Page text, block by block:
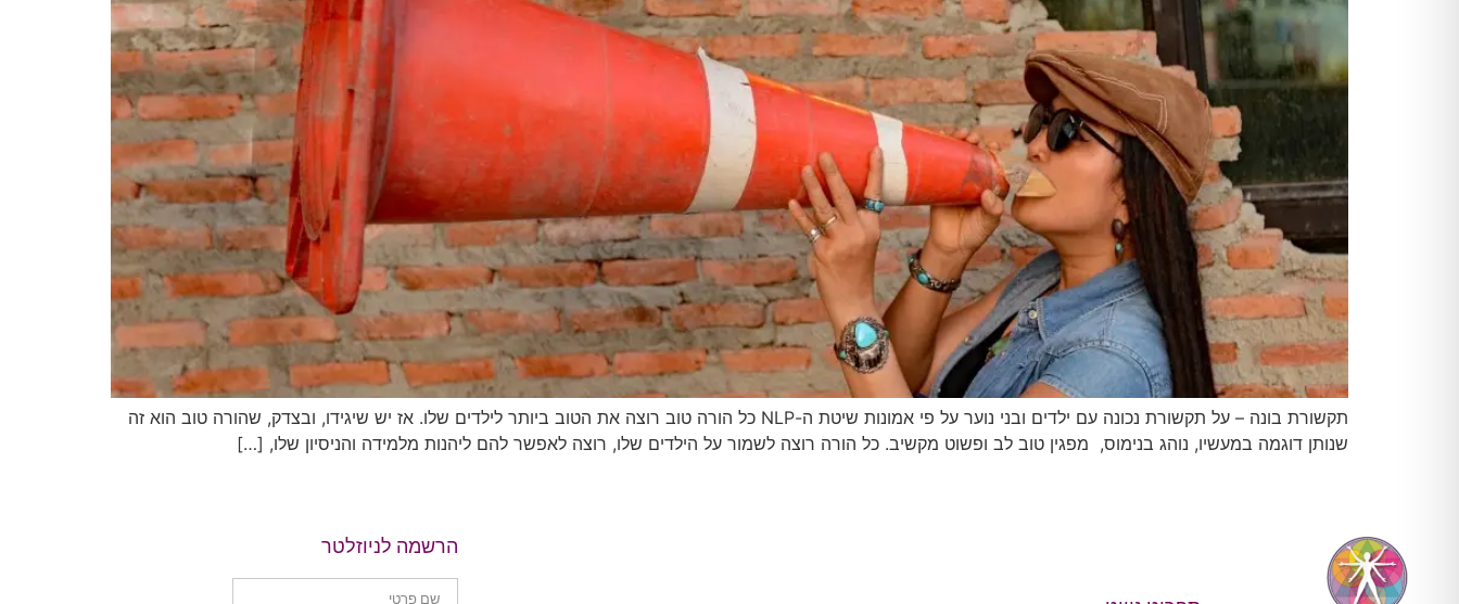
תקשורת בונה – על תקשורת נכונה עם ילדים ובני נוער על פי אמונות שיטת ה-NLP כל הורה טוב רוצה את הטוב ביותר לילדים שלו. אז יש שיגידו, ובצדק, שהורה טוב הוא זה
שנותן דוגמה במעשיו, נוהג בנימוס, מפגין טוב לב ופשוט מקשיב. כל הורה רוצה לשמור על הילדים שלו, רוצה לאפשר להם ליהנות מלמידה והניסיון שלו, […]
הרשמה לניוזלטר